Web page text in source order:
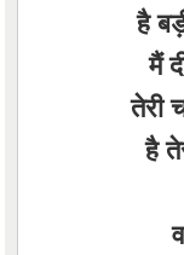
है
मैं
तेरी
है